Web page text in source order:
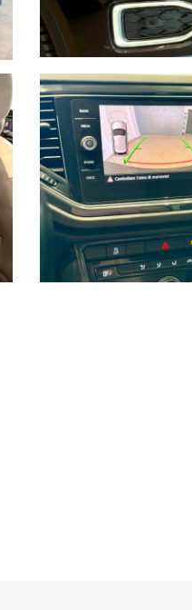
proposti da Consulenti
tecnica e gli
invitiamo pertanto a
dotazioni non sono